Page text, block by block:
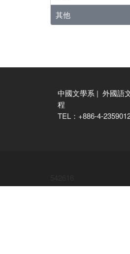
其他
中國文學系 | 外國語
程
TEL：+886-4-